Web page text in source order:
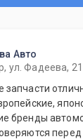
Авто
ул. Фадеева,
запчасти
бренды